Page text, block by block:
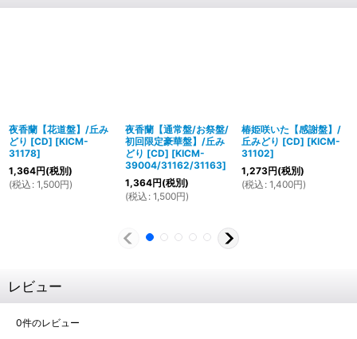
夜香蘭【花道盤】/丘み
どり [CD] [KICM-
31178]
1,364円(税別)
(税込 : 1,500円)
夜香蘭【通常盤/お祭盤/
初回限定豪華盤】/丘み
どり [CD] [KICM-
39004/31162/31163]
1,364円(税別)
(税込 : 1,500円)
椿姫咲いた【感謝盤】/
丘みどり [CD] [KICM-
31102]
1,273円(税別)
(税込 : 1,400円)
レビュー
0件のレビュー